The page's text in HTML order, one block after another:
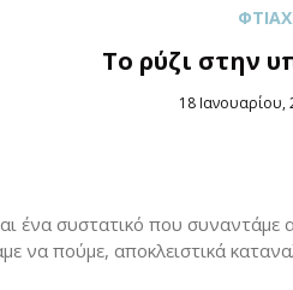
Το ρύζι στην
Posted
18 Ιανουαρίου,
ένα συστατικό που συναντάμε
να πούμε, αποκλειστικά